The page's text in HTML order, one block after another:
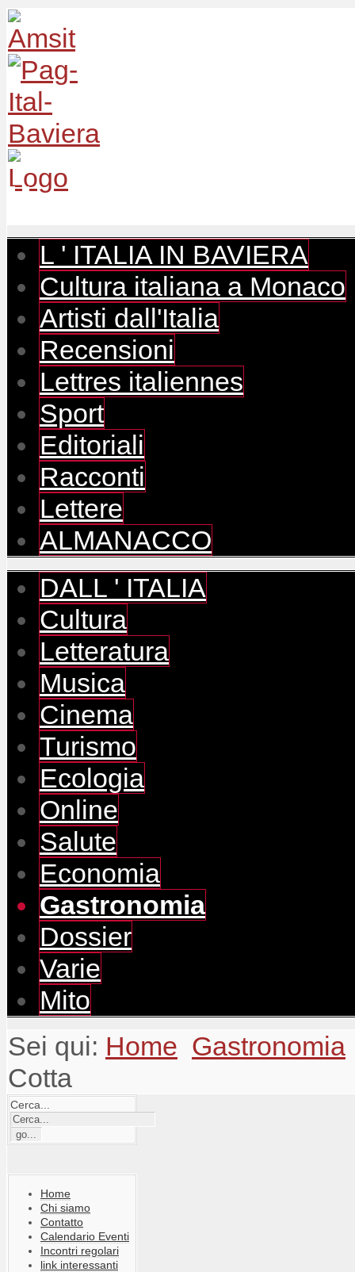
L ' ITALIA IN BAVIERA
Cultura italiana a Monaco
Artisti dall'Italia
Recensioni
Lettres italiennes
Sport
Editoriali
Racconti
Lettere
ALMANACCO
DALL ' ITALIA
Cultura
Letteratura
Musica
Cinema
Turismo
Ecologia
Online
Salute
Economia
Gastronomia
Dossier
Varie
Mito
Sei qui: Home Gastronomia
Cotta
Cerca...
Home
Chi siamo
Contatto
Calendario Eventi
Incontri regolari
link interessanti